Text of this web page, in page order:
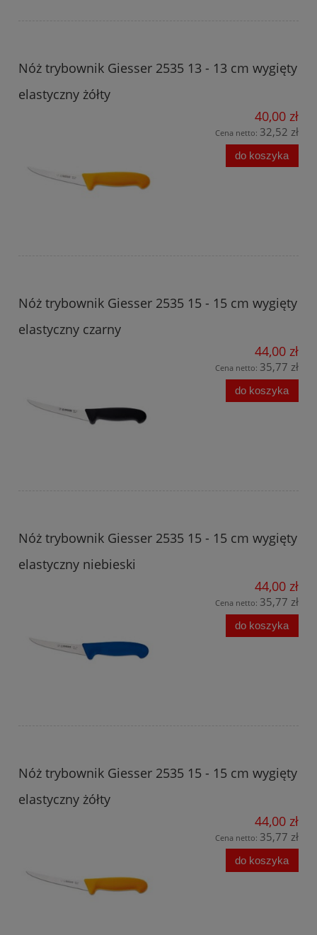
Nóż trybownik Giesser 2535 13 - 13 cm wygięty
elastyczny żółty
40,00 zł
Cena netto: 32,52 zł
do koszyka
Nóż trybownik Giesser 2535 15 - 15 cm wygięty
elastyczny czarny
44,00 zł
Cena netto: 35,77 zł
do koszyka
Nóż trybownik Giesser 2535 15 - 15 cm wygięty
elastyczny niebieski
44,00 zł
Cena netto: 35,77 zł
do koszyka
Nóż trybownik Giesser 2535 15 - 15 cm wygięty
elastyczny żółty
44,00 zł
Cena netto: 35,77 zł
do koszyka